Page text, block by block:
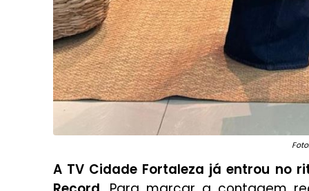
A TV Cidade Fortaleza já entrou no